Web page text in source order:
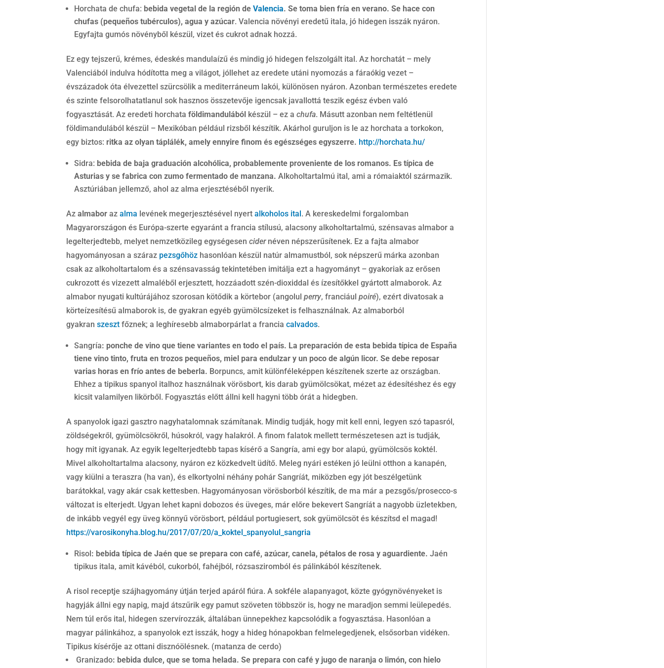
Horchata de chufa: bebida vegetal de la región deValencia. Se toma bien fría en verano. Se hace con
chufas (pequeños tubérculos), agua y azúcar. Valencia növényi eredetű itala, jó hidegen isszák nyáron.
Egyfajta gumós növényből készül, vizet és cukrot adnak hozzá.
Ez egy tejszerű, krémes, édeskés mandulaízű és mindig jó hidegen felszolgált ital. Az horchatát – mely
Valenciából indulva hódította meg a világot, jóllehet az eredete utáni nyomozás a fáraókig vezet –
évszázadok óta élvezettel szürcsölik a mediterráneum lakói, különösen nyáron. Azonban természetes eredete
és szinte felsorolhatatlanul sok hasznos összetevője igencsak javallottá teszik egész évben való
fogyasztását. Az eredeti horchataföldimandulából készül – ez achufa. Másutt azonban nem feltétlenül
földimandulából készül – Mexikóban például rizsből készítik. Akárhol guruljon is le az horchata a torkokon,
egy biztos: ritka az olyan táplálék, amely ennyire finom és egészséges egyszerre. http://horchata.hu/
Sidra: bebida de baja graduación alcohólica, probablemente proveniente de los romanos. Es típica de
Asturias y se fabrica con zumo fermentado de manzana.Alkoholtartalmú ital, ami a rómaiaktól származik.
Asztúriában jellemző, ahol az alma erjesztéséből nyerik.
Azalmaborazalma levének megerjesztésével nyertalkoholos ital. A kereskedelmi forgalomban
Magyarországon és Európa-szerte egyaránt a francia stílusú, alacsony alkoholtartalmú, szénsavas almabor a
legelterjedtebb, melyet nemzetközileg egységesencidernéven népszerűsítenek. Ez a fajta almabor
hagyományosan a száraz pezsgőhöz hasonlóan készül natúr almamustból, sok népszerű márka azonban
csak az alkoholtartalom és a szénsavasság tekintetében imitálja ezt a hagyományt – gyakoriak az erősen
cukrozott és vizezett almaléből erjesztett, hozzáadott szén-dioxiddal és ízesítőkkel gyártott almaborok. Az
almabor nyugati kultúrájához szorosan kötődik a körtebor (angolulperry, franciáulpoiré), ezért divatosak a
körteízesítésű almaborok is, de gyakran egyéb gyümölcsízeket is felhasználnak. Az almaborból
gyakranszeszt főznek; a leghíresebb almaborpárlat a franciacalvados.
Sangría: ponche de vino que tiene variantes en todo el país. La preparación de esta bebida típica de España
tiene vino tinto, fruta en trozos pequeños, miel para endulzar y un poco de algún licor. Se debe reposar
varias horas en frío antes de beberla. Borpuncs, amit különféleképpen készítenek szerte az országban.
Ehhez a tipikus spanyol italhoz használnak vörösbort, kis darab gyümölcsökat, mézet az édesítéshez és egy
kicsit valamilyen likörből. Fogyasztás előtt állni kell hagyni több órát a hidegben.
A spanyolok igazi gasztro nagyhatalomnak számítanak. Mindig tudják, hogy mit kell enni, legyen szó tapasról,
zöldségekről, gyümölcsökről, húsokról, vagy halakról. A finom falatok mellett természetesen azt is tudják,
hogy mit igyanak. Az egyik legelterjedtebb tapas kísérő a Sangría, ami egy bor alapú, gyümölcsös koktél.
Mivel alkoholtartalma alacsony, nyáron ez közkedvelt üdítő. Meleg nyári estéken jó leülni otthon a kanapén,
vagy kiülni a teraszra (ha van), és elkortyolni néhány pohár Sangríát, miközben egy jót beszélgetünk
barátokkal, vagy akár csak kettesben. Hagyományosan vörösborból készítik, de ma már a pezsgős/prosecco-s
változat is elterjedt. Ugyan lehet kapni dobozos és üveges, már előre bekevert Sangríát a nagyobb üzletekben,
de inkább vegyél egy üveg könnyű vörösbort, például portugiesert, sok gyümölcsöt és készítsd el magad!
https://varosikonyha.blog.hu/2017/07/20/a_koktel_spanyolul_sangria
Risol: bebida típica de Jaén que se prepara con café, azúcar, canela, pétalos de rosa y aguardiente.Jaén
tipikus itala, amit kávéból, cukorból, fahéjból, rózsasziromból és pálinkából készítenek.
A risol receptje szájhagyomány útján terjed apáról fiúra. A sokféle alapanyagot, közte gyógynövényeket is
hagyják állni egy napig, majd átszűrik egy pamut szöveten többször is, hogy ne maradjon semmi leülepedés.
Nem túl erős ital, hidegen szervírozzák, általában ünnepekhez kapcsolódik a fogyasztása. Hasonlóan a
magyar pálinkához, a spanyolok ezt isszák, hogy a hideg hónapokban felmelegedjenek, elsősorban vidéken.
Tipikus kísérője az ottani disznóölésnek. (matanza de cerdo)
Granizado: bebida dulce, que se toma helada. Se prepara con café y jugo de naranja o limón, con hielo